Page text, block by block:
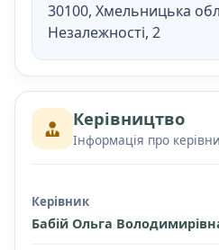
30100, Хмельницька
Незалежності, 2
Керівництво
Інформація про
Керівник
Бабій Ольга